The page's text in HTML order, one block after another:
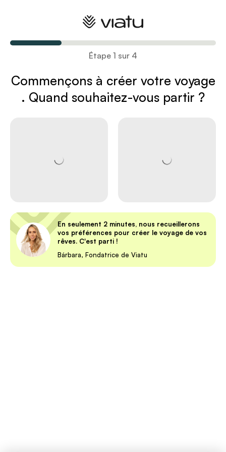
Étape 1 sur 4
Commençons à créer votre voyage
. Quand souhaitez-vous partir ?
En seulement 2 minutes, nous recueillerons
vos préférences pour créer le voyage de vos
rêves. C'est parti !
Bárbara, Fondatrice de Viatu